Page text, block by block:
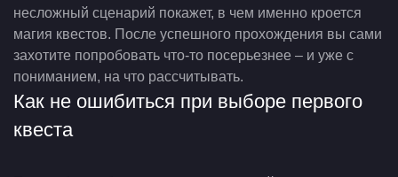
несложный сценарий покажет, в чем именно кроется
магия квестов. После успешного прохождения вы сами
захотите попробовать что-то посерьезнее – и уже с
пониманием, на что рассчитывать.
Как не ошибиться при выборе первого
квеста